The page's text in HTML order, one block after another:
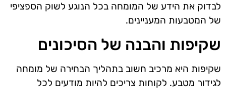
לבדוק את הידע של המומחה בכל הנוגע לשוק הספציפי
של המטבעות המעניינים.
שקיפות והבנה של הסיכונים
שקיפות היא מרכיב חשוב בתהליך הבחירה של מומחה
לגידור מטבע. לקוחות צריכים להיות מודעים לכל